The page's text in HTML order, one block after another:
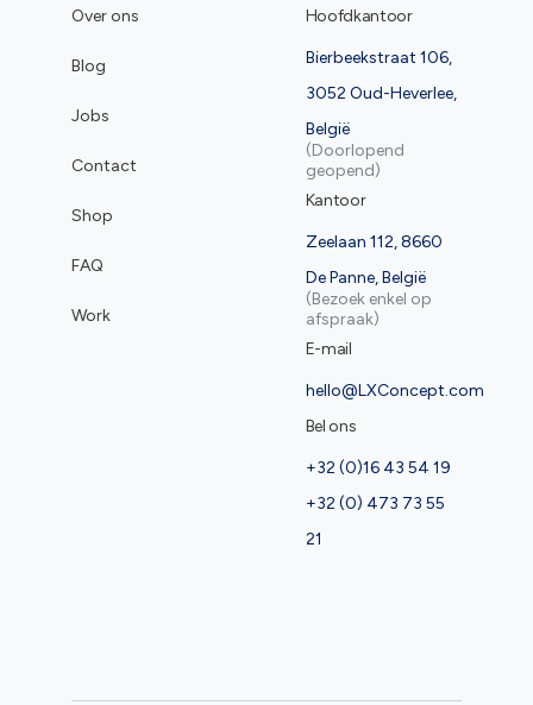
Over ons
Blog
Jobs
Contact
Shop
FAQ
Work
Hoofdkantoor
Bierbeekstraat 106,
3052 Oud-Heverlee,
België
(Doorlopend
geopend)
Kantoor
Zeelaan 112, 8660
De Panne, België
(Bezoek enkel op
afspraak)
E-mail
hello@LXConcept.com
Bel ons
+32 (0)16 43 54 19
+32 (0) 473 73 55
21